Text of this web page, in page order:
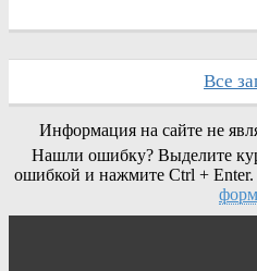
Все
Информация на сайте не
Нашли ошибку? Выделите
ошибкой и нажмите Ctrl +